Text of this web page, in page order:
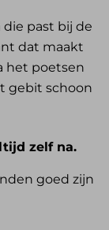
die past bij de
dat maakt
het poetsen
gebit schoon
zelf na.
goed zijn